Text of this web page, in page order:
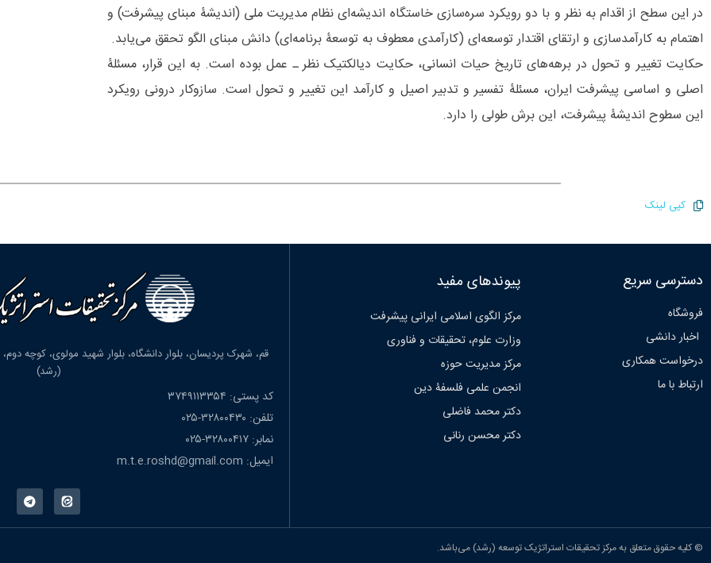
در این سطح از اقدام به نظر و با دو رویکرد سره‌سازی خاستگاه اندیشه‌‌ای نظام مدیریت ملی (اندیشۀ مبنای پیشرفت) و
اهتمام به کارآمدسازی و ارتقای اقتدار توسعه‌‌ای (کارآمدی معطوف به توسعۀ برنامه‌‌ای) دانش مبنای الگو تحقق می‌‌یابد.
حکایت تغییر و تحول در برهه‌های تاریخ حیات انسانی، حکایت دیالکتیک نظر ـ عمل بوده است. به این قرار، مسئلۀ
اصلی و اساسی پیشرفت ایران، مسئلۀ تفسیر و تدبیر اصیل و کارآمد این تغییر و تحول است. سازوکار درونی رویکرد
این سطوح اندیشۀ پیشرفت، این برش طولی را دارد.
کپی لینک
دسترسی سریع
فروشگاه
اخبار دانشی
درخواست همکاری
ارتباط با ما
پیوندهای مفید
مرکز الگوی اسلامی ایرانی پیشرفت
وزارت علوم، تحقیقات و فناوری
مرکز مدیریت حوزه
انجمن علمی فلسفۀ دین
دکتر محمد فاضلی
دکتر محسن رنانی
(رشد)
کد پستی: ۳۷۴۹۱۱۳۳۵۴
تلفن: ۳۲۸۰۰۴۳۰-۰۲۵
نمابر: ۳۲۸۰۰۴۱۷-۰۲۵
ایمیل: m.t.e.roshd@gmail.com
© کلیه حقوق متعلق به مرکز تحقیقات استراتژیک توسعه (رشد) می‌باشد.